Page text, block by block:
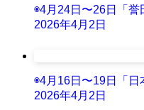
◉4月24日〜26日「誉
2026年4月2日
◉4月16日〜19日「日
2026年4月2日